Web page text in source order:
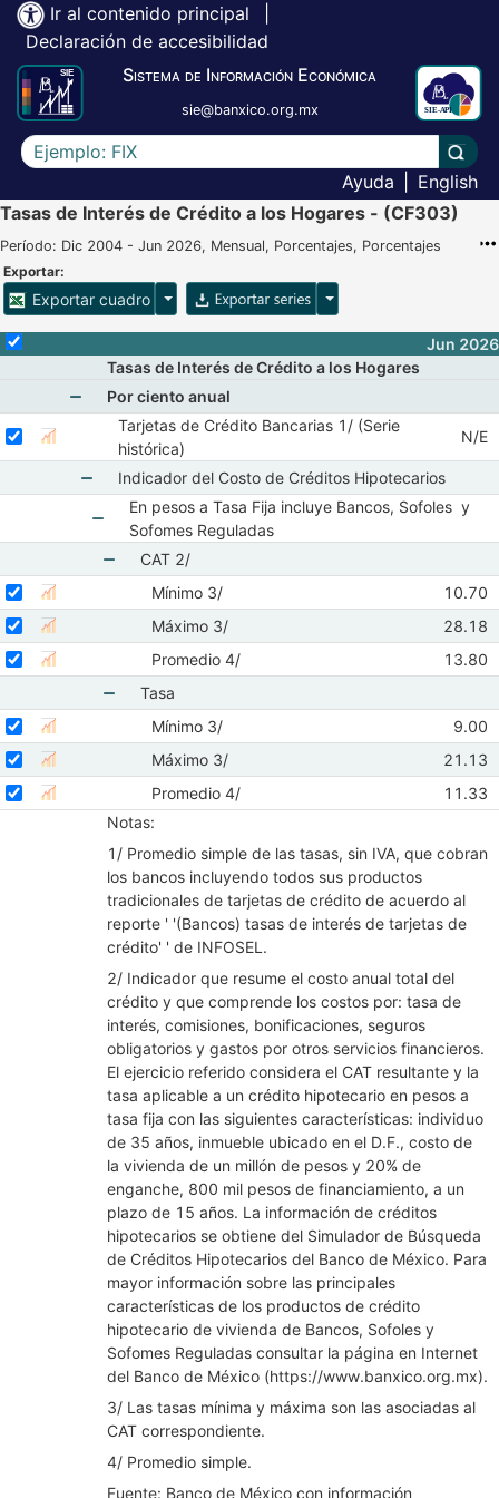
Ir al contenido principal
Declaración de accesibilidad
Sistema de Información Económica
sie@banxico.org.mx
Escriba el texto a buscar
Ayuda
English
Tasas de Interés de Crédito a los Hogares - (CF303)
Período: Dic 2004 - Jun 2026, Mensual, Porcentajes, Porcentajes
Exportar:
Exportar cuadro Opciones para exportar cuadroOpciones para exportar
Selecciona o desmarca todas las series
Jun 2026
Tasas de Interés de Crédito a los Hogares
Mostrar elementos de Por ciento anual
Por ciento anual
Seleccione sus series
Seleccionar serie Tarjetas de Crédito Bancarias 1/ (Serie histórica)
Mostrar gráfica de la serie Tarjetas de Crédito
Tarjetas de Crédito Bancarias 1/ (Serie
histórica)
Abr
N/E
Mostrar elementos de Indicador del Costo de
Indicador del Costo de Créditos Hipotecarios
Mostrar elementos de En pesos a Tasa Fija
En pesos a Tasa Fija incluye Bancos, Sofoles y
Sofomes Reguladas
Mostrar elementos de CAT 2/
CAT 2/
Seleccione sus series
Seleccionar serie Mínimo 3/
Mínimo 3/ Abr
10.70
Seleccione sus series
Seleccionar serie Máximo 3/
Máximo 3/ Abr
28.18
Seleccione sus series
Seleccionar serie Promedio 4/
Promedio 4/ Abr
13.80
Mostrar elementos de Tasa
Tasa
Seleccione sus series
Seleccionar serie Mínimo 3/
Mínimo 3/ Abr
9.00
Seleccione sus series
Seleccionar serie Máximo 3/
Máximo 3/ Abr
21.13
Seleccione sus series
Seleccionar serie Promedio 4/
Promedio 4/ Abr
11.33
Notas:
1/ Promedio simple de las tasas, sin IVA, que cobran
los bancos incluyendo todos sus productos
tradicionales de tarjetas de crédito de acuerdo al
reporte ' '(Bancos) tasas de interés de tarjetas de
crédito' ' de INFOSEL.
2/ Indicador que resume el costo anual total del
crédito y que comprende los costos por: tasa de
interés, comisiones, bonificaciones, seguros
obligatorios y gastos por otros servicios financieros.
El ejercicio referido considera el CAT resultante y la
tasa aplicable a un crédito hipotecario en pesos a
tasa fija con las siguientes características: individuo
de 35 años, inmueble ubicado en el D.F., costo de
la vivienda de un millón de pesos y 20% de
enganche, 800 mil pesos de financiamiento, a un
plazo de 15 años. La información de créditos
hipotecarios se obtiene del Simulador de Búsqueda
de Créditos Hipotecarios del Banco de México. Para
mayor información sobre las principales
características de los productos de crédito
hipotecario de vivienda de Bancos, Sofoles y
Sofomes Reguladas consultar la página en Internet
del Banco de México (https://www.banxico.org.mx).
3/ Las tasas mínima y máxima son las asociadas al
CAT correspondiente.
4/ Promedio simple.
Fuente: Banco de México con información